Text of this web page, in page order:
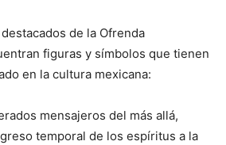
de la Ofrenda
figuras y símbolos que tienen
en la cultura mexicana:
mensajeros del más allá,
temporal de los espíritus a la